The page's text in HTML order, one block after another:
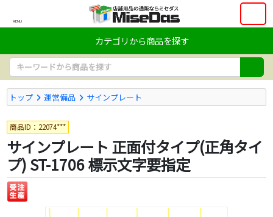
MENU
カテゴリから商品を探す
トップ 運営備品 サインプレート
商品ID：22074***
サインプレート 正面付タイプ(正角タイ
プ) ST-1706 標示文字要指定